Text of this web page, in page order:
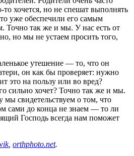
то хочется, но не спешат выполнять
уже обеспечили его самым
Точно так же и мы. У нас есть от
но мы не устаем просить того,
утешение — то, что он
он как бы проверяет: нужно
это на пользу или во вред?
сильно хочет? Точно так же и мы.
свидетельствуем о том, что
сами до конца не знаем — то ли
Господь всегда нам поможет
, orthphoto.net.